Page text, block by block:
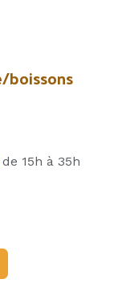
boissons
de 15h à 35h